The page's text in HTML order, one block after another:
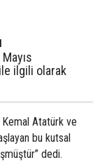
ilgili olarak
Kemal Atatürk ve
bu kutsal
dedi.